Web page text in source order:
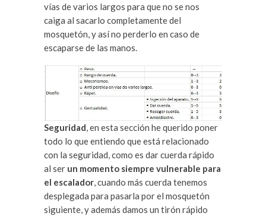
vías de varios largos para que no se nos
caiga al sacarlo completamente del
mosquetón, y así no perderlo en caso de
escaparse de las manos.
Seguridad, en esta sección he querido poner
todo lo que entiendo que está relacionado
con la seguridad, como es dar cuerda rápido
al ser un momento siempre vulnerable para
el escalador, cuando más cuerda tenemos
desplegada para pasarla por el mosquetón
siguiente, y además damos un tirón rápido